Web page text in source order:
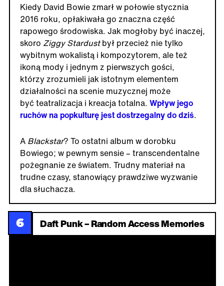
Kiedy David Bowie zmarł w połowie stycznia
2016 roku, opłakiwała go znaczna część
rapowego środowiska. Jak mogłoby być inaczej,
skoro Ziggy Stardustbył przecież nie tylko
wybitnym wokalistą i kompozytorem, ale też
ikoną mody i jednym z pierwszych gości,
którzy zrozumieli jak istotnym elementem
działalności na scenie muzycznej może
być teatralizacja i kreacja totalna. Wpływ jego
ruchów na popkulturę jest dostrzegalny do dziś.
A Blackstar? To ostatni album w dorobku
Bowiego; w pewnym sensie – transcendentalne
pożegnanie ze światem. Trudny materiał na
trudne czasy, stanowiący prawdziwe wyzwanie
dla słuchacza.
6 Daft Punk – Random Access Memories